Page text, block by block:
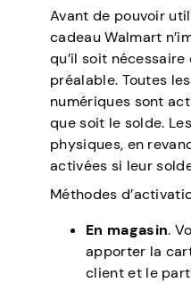
Avant de pouvoir
cadeau Walmart
qu’il soit nécessaire
préalable. Toutes
numériques sont
que soit le solde.
physiques, en
activées si leur
Méthodes
En magasin.
apporter la
client et le